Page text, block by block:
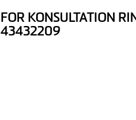
FOR KONSULTATION
43432209